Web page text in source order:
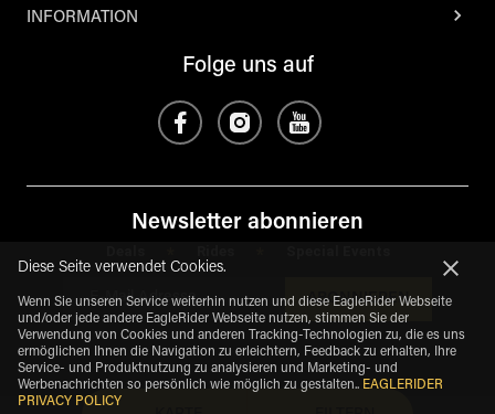
INFORMATION
Folge uns auf
Newsletter abonnieren
ABONNIEREN
Diese Seite verwendet Cookies.
Wenn Sie unseren Service weiterhin nutzen und diese EagleRider Webseite
und/oder jede andere EagleRider Webseite nutzen, stimmen Sie der
Verwendung von Cookies und anderen Tracking-Technologien zu, die es uns
ermöglichen Ihnen die Navigation zu erleichtern, Feedback zu erhalten, Ihre
Service- und Produktnutzung zu analysieren und Marketing- und
Werbenachrichten so persönlich wie möglich zu gestalten.. EAGLERIDER
PRIVACY POLICY